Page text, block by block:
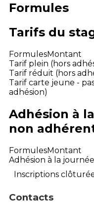
Formules
Tarifs du
FormulesMontant
Tarif plein (hors
Tarif réduit (hors
Tarif carte jeune -
adhésion)
Adhésion à
non
FormulesMontant
Adhésion à la journée
Inscriptions
Contacts